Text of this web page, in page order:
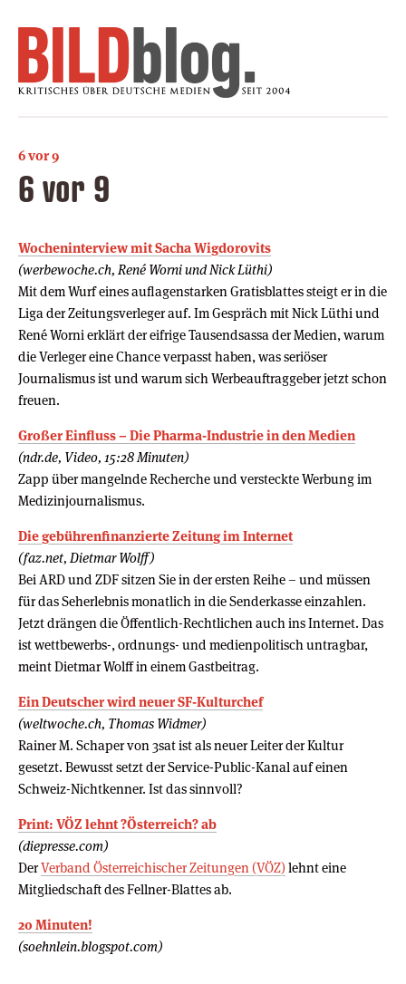
6 vor 9
6 vor 9
Wocheninterview mit Sacha Wigdorovits
(werbewoche.ch, René Worni und Nick Lüthi)
Mit dem Wurf eines auflagenstarken Gratisblattes steigt er in die
Liga der Zeitungsverleger auf. Im Gespräch mit Nick Lüthi und
René Worni erklärt der eifrige Tausendsassa der Medien, warum
die Verleger eine Chance verpasst haben, was seriöser
Journalismus ist und warum sich Werbeauftraggeber jetzt schon
freuen.
Großer Einfluss – Die Pharma-Industrie in den Medien
(ndr.de, Video, 15:28 Minuten)
Zapp über mangelnde Recherche und versteckte Werbung im
Medizinjournalismus.
Die gebührenfinanzierte Zeitung im Internet
(faz.net, Dietmar Wolff)
Bei ARD und ZDF sitzen Sie in der ersten Reihe – und müssen
für das Seherlebnis monatlich in die Senderkasse einzahlen.
Jetzt drängen die Öffentlich-Rechtlichen auch ins Internet. Das
ist wettbewerbs-, ordnungs- und medienpolitisch untragbar,
meint Dietmar Wolff in einem Gastbeitrag.
Ein Deutscher wird neuer SF-Kulturchef
(weltwoche.ch, Thomas Widmer)
Rainer M. Schaper von 3sat ist als neuer Leiter der Kultur
gesetzt. Bewusst setzt der Service-Public-Kanal auf einen
Schweiz-Nichtkenner. Ist das sinnvoll?
Print: VÖZ lehnt ?Österreich? ab
(diepresse.com)
DerVerband Österreichischer Zeitungen (VÖZ) lehnt eine
Mitgliedschaft des Fellner-Blattes ab.
20 Minuten!
(soehnlein.blogspot.com)